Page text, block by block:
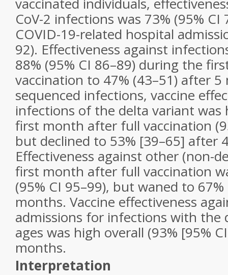
CoV-2 infections was 73% (95%
COVID-19-related hospital
92). Effectiveness against
88% (95% CI 86–89) during the
vaccination to 47% (43–51) after
sequenced infections, vaccine
infections of the delta variant
first month after full vaccination
but declined to 53% [39–65] after
Effectiveness against other (non-
first month after full vaccination
(95% CI 95–99), but waned to
months. Vaccine effectiveness
admissions for infections with the
ages was high overall (93% [95%
months.
Interpretation